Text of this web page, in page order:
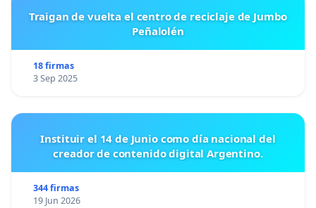
Traigan de vuelta el centro de reciclaje de Jumbo
Peñalolén
18 firmas
3 Sep 2025
Instituir el 14 de Junio como día nacional del
creador de contenido digital Argentino.
344 firmas
19 Jun 2026